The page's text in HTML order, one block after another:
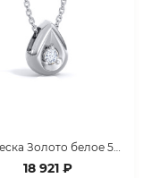
Подвеска Золото белое 50556-0111-0027
18 921 ₽